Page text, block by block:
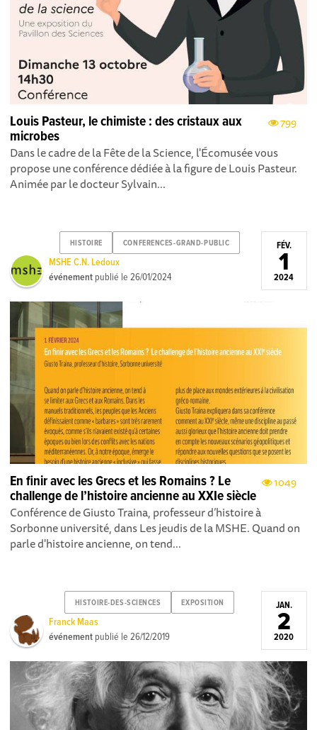
799
Louis Pasteur, le chimiste : des cristaux aux
microbes
Dans le cadre de la Fête de la Science, l'Écomusée vous
propose une conférence dédiée à la figure de Louis Pasteur.
Animée par le docteur Sylvain...
HISTOIRE CONFERENCES-GRAND-PUBLIC
MSHE C.N. Ledoux
événement publié le26/01/2024
FÉV.
1
2024
1049
En finir avec les Grecs et les Romains ? Le
challenge de l’histoire ancienne au XXIe siècle
Conférence de Giusto Traina, professeur d’histoire à
Sorbonne université, dans Les jeudis de la MSHE. Quand on
parle d'histoire ancienne, on tend...
HISTOIRE-DES-SCIENCES EXPOSITION
Franck Maas
événement publié le26/12/2019
JAN.
2
2020